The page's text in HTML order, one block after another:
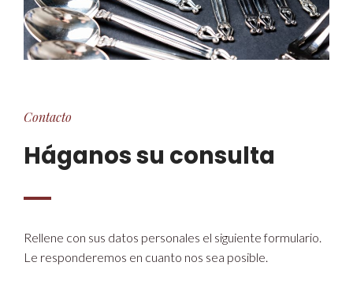
Contacto
Háganos su consulta
Rellene con sus datos personales el siguiente formulario.
Le responderemos en cuanto nos sea posible.